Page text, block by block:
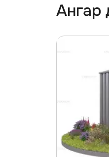
Ангар